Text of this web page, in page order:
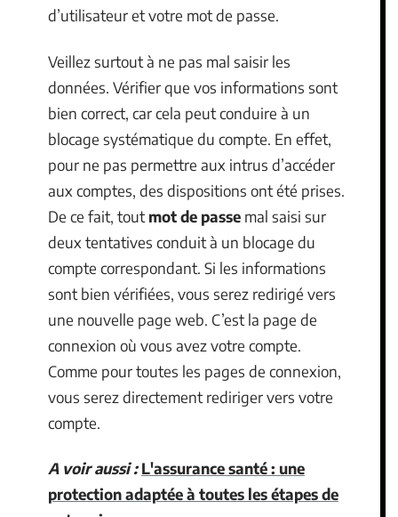
d’utilisateur et votre mot de passe.
Veillez surtout à ne pas mal saisir les
données. Vérifier que vos informations sont
bien correct, car cela peut conduire à un
blocage systématique du compte. En effet,
pour ne pas permettre aux intrus d’accéder
aux comptes, des dispositions ont été prises.
De ce fait, tout mot de passe mal saisi sur
deux tentatives conduit à un blocage du
compte correspondant. Si les informations
sont bien vérifiées, vous serez redirigé vers
une nouvelle page web. C’est la page de
connexion où vous avez votre compte.
Comme pour toutes les pages de connexion,
vous serez directement rediriger vers votre
compte.
A voir aussi : L'assurance santé : une
protection adaptée à toutes les étapes de